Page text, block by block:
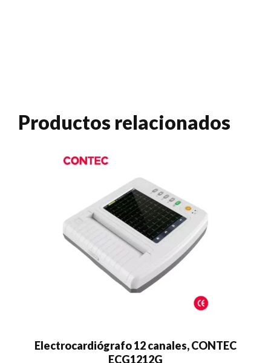
Productos relacionados
Electrocardiógrafo 12 canales, CONTEC
ECG1212G